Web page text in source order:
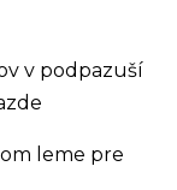
v podpazuší
leme pre